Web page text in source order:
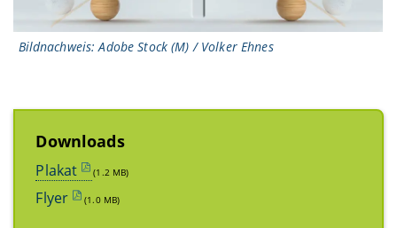
Bildnachweis: Adobe Stock (M) / Volker Ehnes
Downloads
Plakat (1.2 MB)
Flyer (1.0 MB)